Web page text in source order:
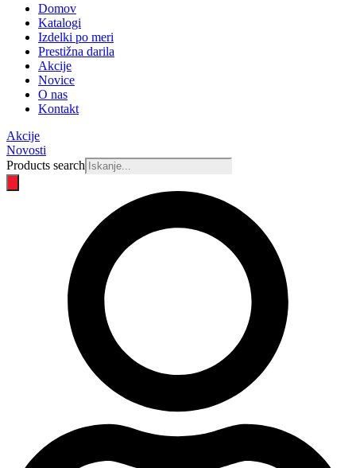
Domov
Katalogi
Izdelki po meri
Prestižna darila
Akcije
Novice
O nas
Kontakt
Akcije
Novosti
Products search